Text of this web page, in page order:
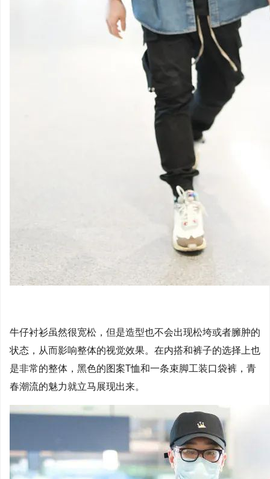
牛仔衬衫虽然很宽松，但是造型也不会出现松垮或者臃肿的
状态，从而影响整体的视觉效果。在内搭和裤子的选择上也
是非常的整体，黑色的图案T恤和一条束脚工装口袋裤，青
春潮流的魅力就立马展现出来。